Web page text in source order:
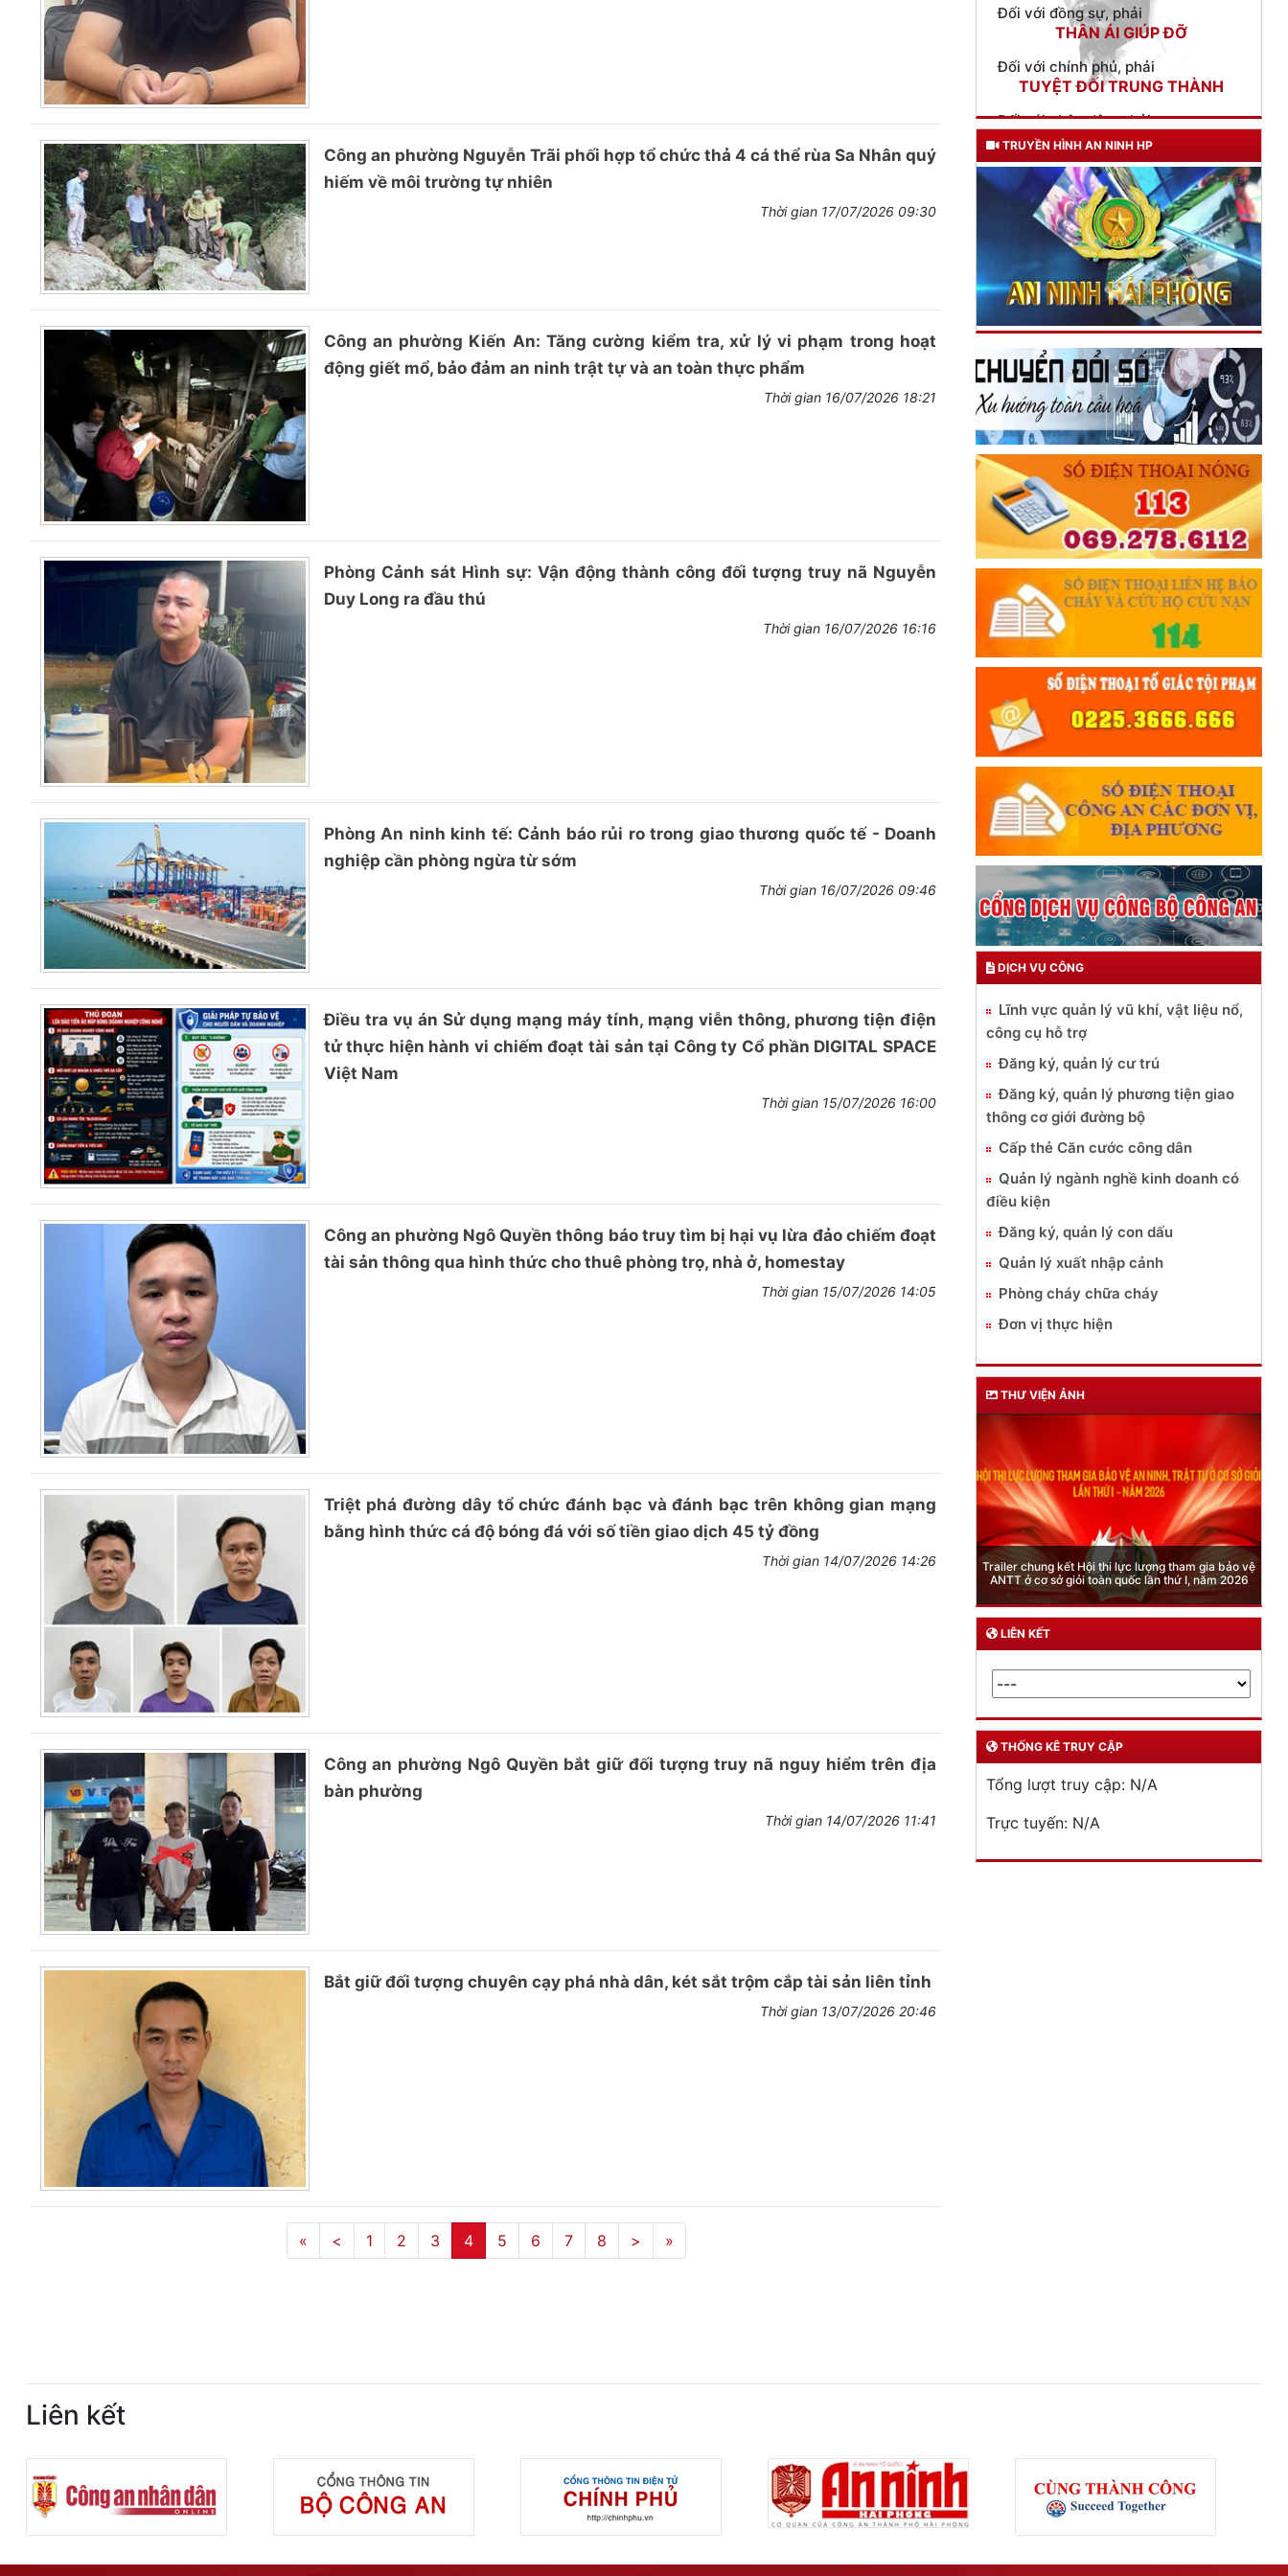
Công an phường Nguyễn Trãi phối hợp tổ chức thả 4 cá thể rùa Sa Nhân quý
hiếm về môi trường tự nhiên
Thời gian 17/07/2026 09:30
Công an phường Kiến An: Tăng cường kiểm tra, xử lý vi phạm trong hoạt
động giết mổ, bảo đảm an ninh trật tự và an toàn thực phẩm
Thời gian 16/07/2026 18:21
Phòng Cảnh sát Hình sự: Vận động thành công đối tượng truy nã Nguyễn
Duy Long ra đầu thú
Thời gian 16/07/2026 16:16
Phòng An ninh kinh tế: Cảnh báo rủi ro trong giao thương quốc tế - Doanh
nghiệp cần phòng ngừa từ sớm
Thời gian 16/07/2026 09:46
Điều tra vụ án Sử dụng mạng máy tính, mạng viễn thông, phương tiện điện
tử thực hiện hành vi chiếm đoạt tài sản tại Công ty Cổ phần DIGITAL SPACE
Việt Nam
Thời gian 15/07/2026 16:00
Công an phường Ngô Quyền thông báo truy tìm bị hại vụ lừa đảo chiếm đoạt
tài sản thông qua hình thức cho thuê phòng trọ, nhà ở, homestay
Thời gian 15/07/2026 14:05
Triệt phá đường dây tổ chức đánh bạc và đánh bạc trên không gian mạng
bằng hình thức cá độ bóng đá với số tiền giao dịch 45 tỷ đồng
Thời gian 14/07/2026 14:26
Công an phường Ngô Quyền bắt giữ đối tượng truy nã nguy hiểm trên địa
bàn phường
Thời gian 14/07/2026 11:41
Bắt giữ đối tượng chuyên cạy phá nhà dân, két sắt trộm cắp tài sản liên tỉnh
Thời gian 13/07/2026 20:46
« < 1 2 3 4 5 6 7 8 > »
Đối với chính phủ, phải
TUYỆT ĐỐI TRUNG THÀNH
Đối với nhân dân, phải
KÍNH TRỌNG LỄ PHÉP
Đối với công việc, phải
TẬN TỤY
Đối với địch, phải
CƯƠNG QUYẾT, KHÔN KHÉO
Trích thư Chủ tịch Hồ Chí Minh
gửi Công an Khu XII,
ngày 11 tháng 3 năm 1948.
TRUYỀN HÌNH AN NINH HP
DỊCH VỤ CÔNG
Lĩnh vực quản lý vũ khí, vật liệu nổ,
công cụ hỗ trợ
Đăng ký, quản lý cư trú
Đăng ký, quản lý phương tiện giao
thông cơ giới đường bộ
Cấp thẻ Căn cước công dân
Quản lý ngành nghề kinh doanh có
điều kiện
Đăng ký, quản lý con dấu
Quản lý xuất nhập cảnh
Phòng cháy chữa cháy
Đơn vị thực hiện
THƯ VIỆN ẢNH
Phòng Quản lý xuất nhập cảnh: Hướng dẫn những
quy định mới trong lĩnh vực xuất cảnh, nhập cảnh
của công dân việt nam từ ngày 01/7/2026
LIÊN KẾT
THỐNG KÊ TRUY CẬP
Tổng lượt truy cập: N/A
Trực tuyến: N/A
Liên kết